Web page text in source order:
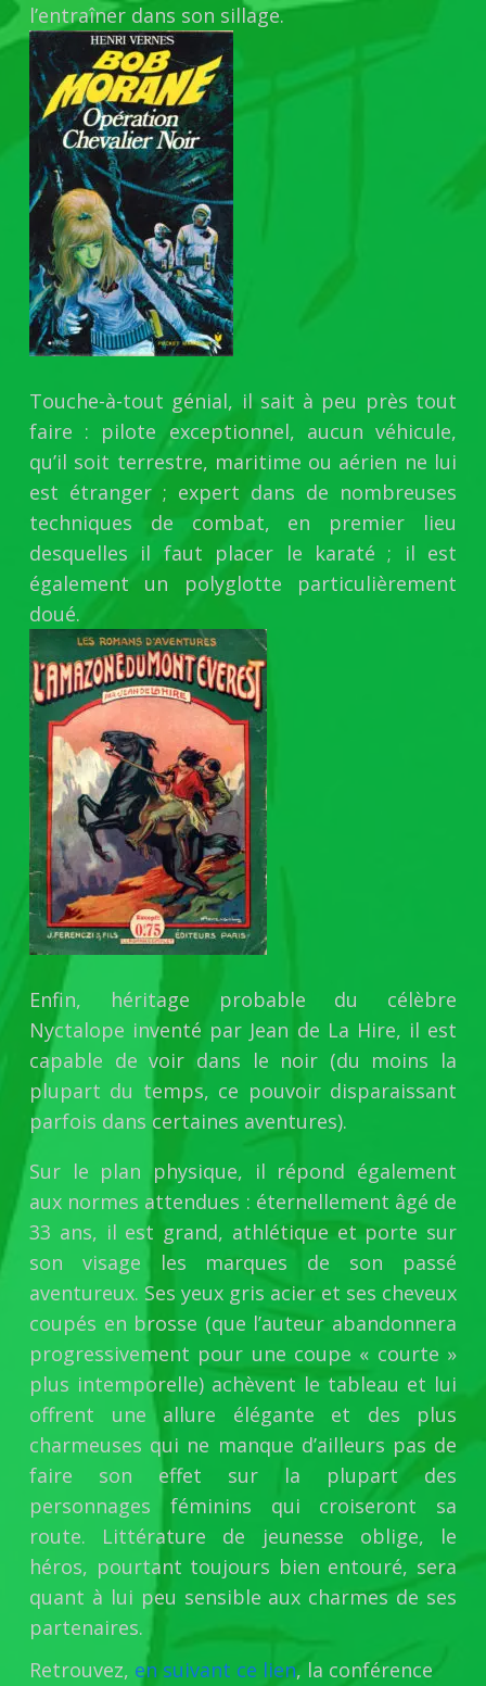
l’entraîner dans son sillage.
Touche-à-tout génial, il sait à peu près tout
faire : pilote exceptionnel, aucun véhicule,
qu’il soit terrestre, maritime ou aérien ne lui
est étranger ; expert dans de nombreuses
techniques de combat, en premier lieu
desquelles il faut placer le karaté ; il est
également un polyglotte particulièrement
doué.
Enfin, héritage probable du célèbre
Nyctalope inventé par Jean de La Hire, il est
capable de voir dans le noir (du moins la
plupart du temps, ce pouvoir disparaissant
parfois dans certaines aventures).
Sur le plan physique, il répond également
aux normes attendues : éternellement âgé de
33 ans, il est grand, athlétique et porte sur
son visage les marques de son passé
aventureux. Ses yeux gris acier et ses cheveux
coupés en brosse (que l’auteur abandonnera
progressivement pour une coupe « courte »
plus intemporelle) achèvent le tableau et lui
offrent une allure élégante et des plus
charmeuses qui ne manque d’ailleurs pas de
faire son effet sur la plupart des
personnages féminins qui croiseront sa
route. Littérature de jeunesse oblige, le
héros, pourtant toujours bien entouré, sera
quant à lui peu sensible aux charmes de ses
partenaires.
Retrouvez, en suivant ce lien, la conférence